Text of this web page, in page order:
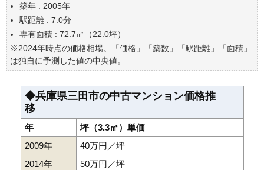
エリアの将来性を人口予想から検討しよう
自分の年収でいくらの不動産が買える？
築年 : 2005年
駅距離 : 7.0分
専有面積 : 72.7㎡（22.0坪）
※2024年時点の価格相場。「価格」「築数」「駅距離」「面積」
は独自に予測した値の中央値。
◆兵庫県三田市の中古マンション価格推
移
年
坪（3.3㎡）単価
2009年
40万円／坪
2014年
50万円／坪